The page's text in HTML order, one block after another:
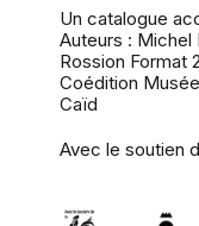
Un catalogue
Auteurs : Michel
Rossion Format
Coédition
Caïd
Avec le soutien